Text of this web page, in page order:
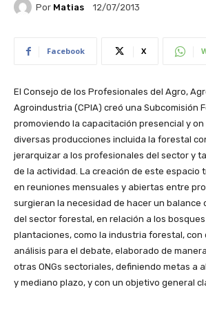
Por Matias 12/07/2013
Facebook X
El Consejo de los Profesionales del Agro,
Agroindustria (CPIA) creó una Subcomisión
promoviendo la capacitación presencial y
diversas producciones incluida la forestal
jerarquizar a los profesionales del sector y
de la actividad. La creación de este espacio
en reuniones mensuales y abiertas entre
surgieran la necesidad de hacer un balance
del sector forestal, en relación a los
plantaciones, como la industria forestal, con
análisis para el debate, elaborado de
otras ONGs sectoriales, definiendo metas a
y mediano plazo, y con un objetivo general